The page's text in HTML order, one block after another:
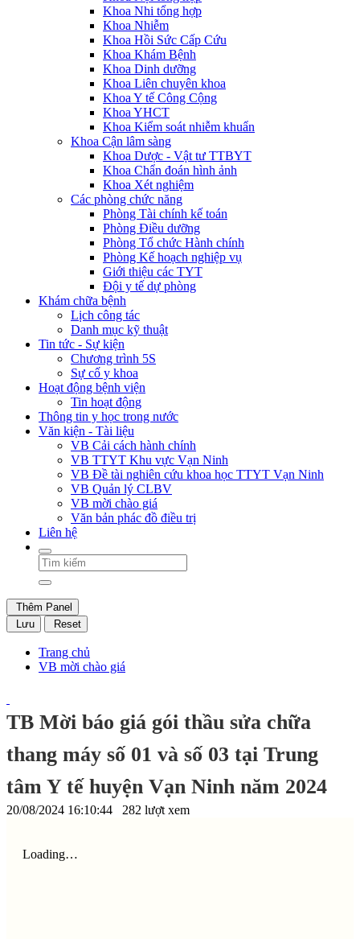
Khoa Nhi tổng hợp
Khoa Nhiễm
Khoa Hồi Sức Cấp Cứu
Khoa Khám Bệnh
Khoa Dinh dưỡng
Khoa Liên chuyên khoa
Khoa Y tế Công Cộng
Khoa YHCT
Khoa Kiểm soát nhiễm khuẩn
Khoa Cận lâm sàng
Khoa Dược - Vật tư TTBYT
Khoa Chẩn đoán hình ảnh
Khoa Xét nghiệm
Các phòng chức năng
Phòng Tài chính kế toán
Phòng Điều dưỡng
Phòng Tổ chức Hành chính
Phòng Kế hoạch nghiệp vụ
Giới thiệu các TYT
Đội y tế dự phòng
Khám chữa bệnh
Lịch công tác
Danh mục kỹ thuật
Tin tức - Sự kiện
Chương trình 5S
Sự cố y khoa
Hoạt động bệnh viện
Tin hoạt động
Thông tin y học trong nước
Văn kiện - Tài liệu
VB Cải cách hành chính
VB TTYT Khu vực Vạn Ninh
VB Đề tài nghiên cứu khoa học TTYT Vạn Ninh
VB Quản lý CLBV
VB mời chào giá
Văn bản phác đồ điều trị
Liên hệ
Thêm Panel
Lưu
Reset
Trang chủ
VB mời chào giá
TB Mời báo giá gói thầu sửa chữa
thang máy số 01 và số 03 tại Trung
tâm Y tế huyện Vạn Ninh năm 2024
20/08/2024 16:10:44 282 lượt xem